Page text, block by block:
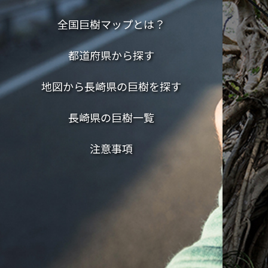
全国巨樹マップとは？
都道府県から探す
地図から長崎県の巨樹を探す
長崎県の巨樹一覧
注意事項